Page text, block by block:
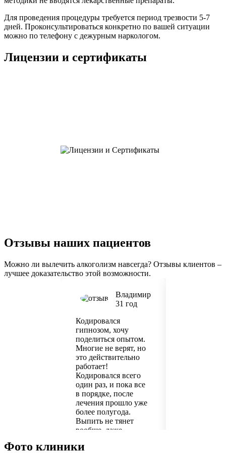
Для проведения процедуры требуется период трезвости 5-7
дней. Проконсультироваться конкретно по вашей ситуации
можно по телефону с дежурным наркологом.
Лицензии и сертификаты
Отзывы наших пациентов
Можно ли вылечить алкоголизм навсегда? Отзывы клиентов –
лучшее доказательство этой возможности.
Владимир
31 год
Кодировался
гипнозом, хочу
поделиться опытом.
Многие не верят, но
это действительно
работает!
Кодировался всего
один раз, и пока все
в порядке, после
лечения прошло уже
более полугода.
Выпить не тянет
вообще, даже
алкоголю появилось.
Фото клиники